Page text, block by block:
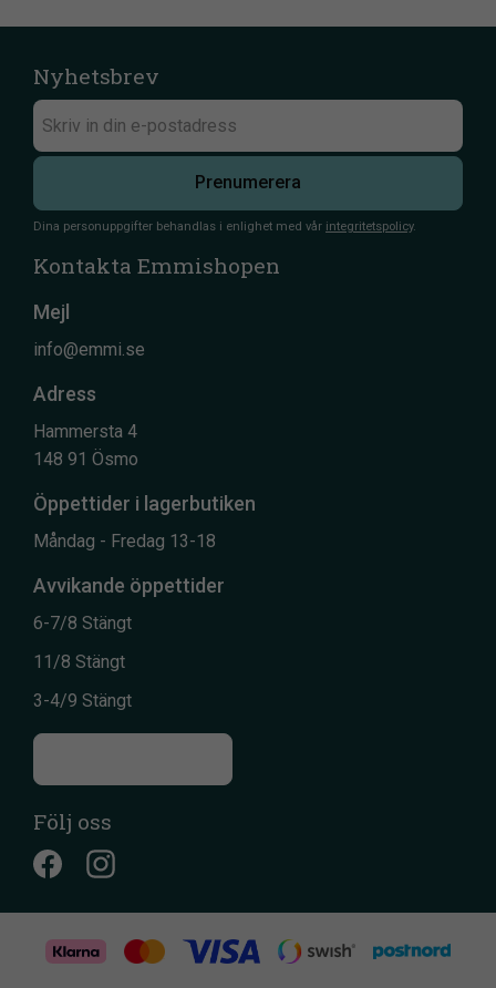
Nyhetsbrev
Prenumerera
Dina personuppgifter behandlas i enlighet med vår integritetspolicy.
Kontakta Emmishopen
Mejl
info@emmi.se
Adress
Hammersta 4
148 91 Ösmo
Öppettider i lagerbutiken
Måndag - Fredag 13-18
Avvikande öppettider
6-7/8 Stängt
11/8 Stängt
3-4/9 Stängt
Följ oss